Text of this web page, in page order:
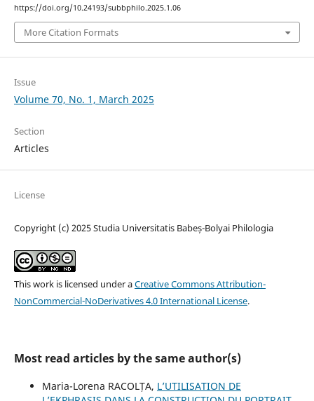
https://doi.org/10.24193/subbphilo.2025.1.06
More Citation Formats
Issue
Volume 70, No. 1, March 2025
Section
Articles
License
Copyright (c) 2025 Studia Universitatis Babeș-Bolyai Philologia
This work is licensed under aCreative Commons Attribution-
NonCommercial-NoDerivatives 4.0 International License.
Most read articles by the same author(s)
Maria-Lorena RACOLȚA, L’UTILISATION DE